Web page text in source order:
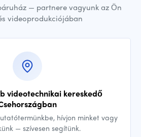
— partnere vagyunk az Ön
videoprodukciójában
videotechnikai kereskedő
hívjon minket vagy
— szívesen segítünk.